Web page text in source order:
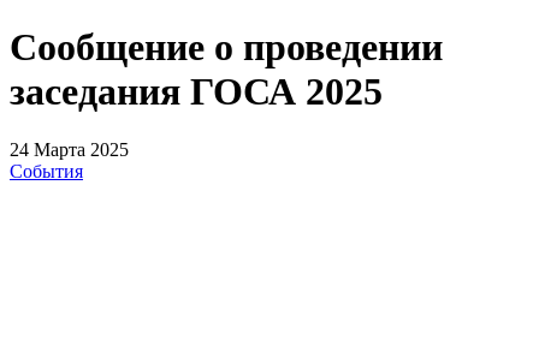
Сообщение о проведении
заседания ГОСА 2025
24 Марта 2025
События